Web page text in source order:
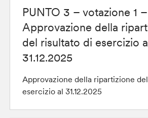
PUNTO 3 – votazione 1 –
Approvazione della
del risultato di esercizio
31.12.2025
Approvazione della ripartizione
esercizio al 31.12.2025